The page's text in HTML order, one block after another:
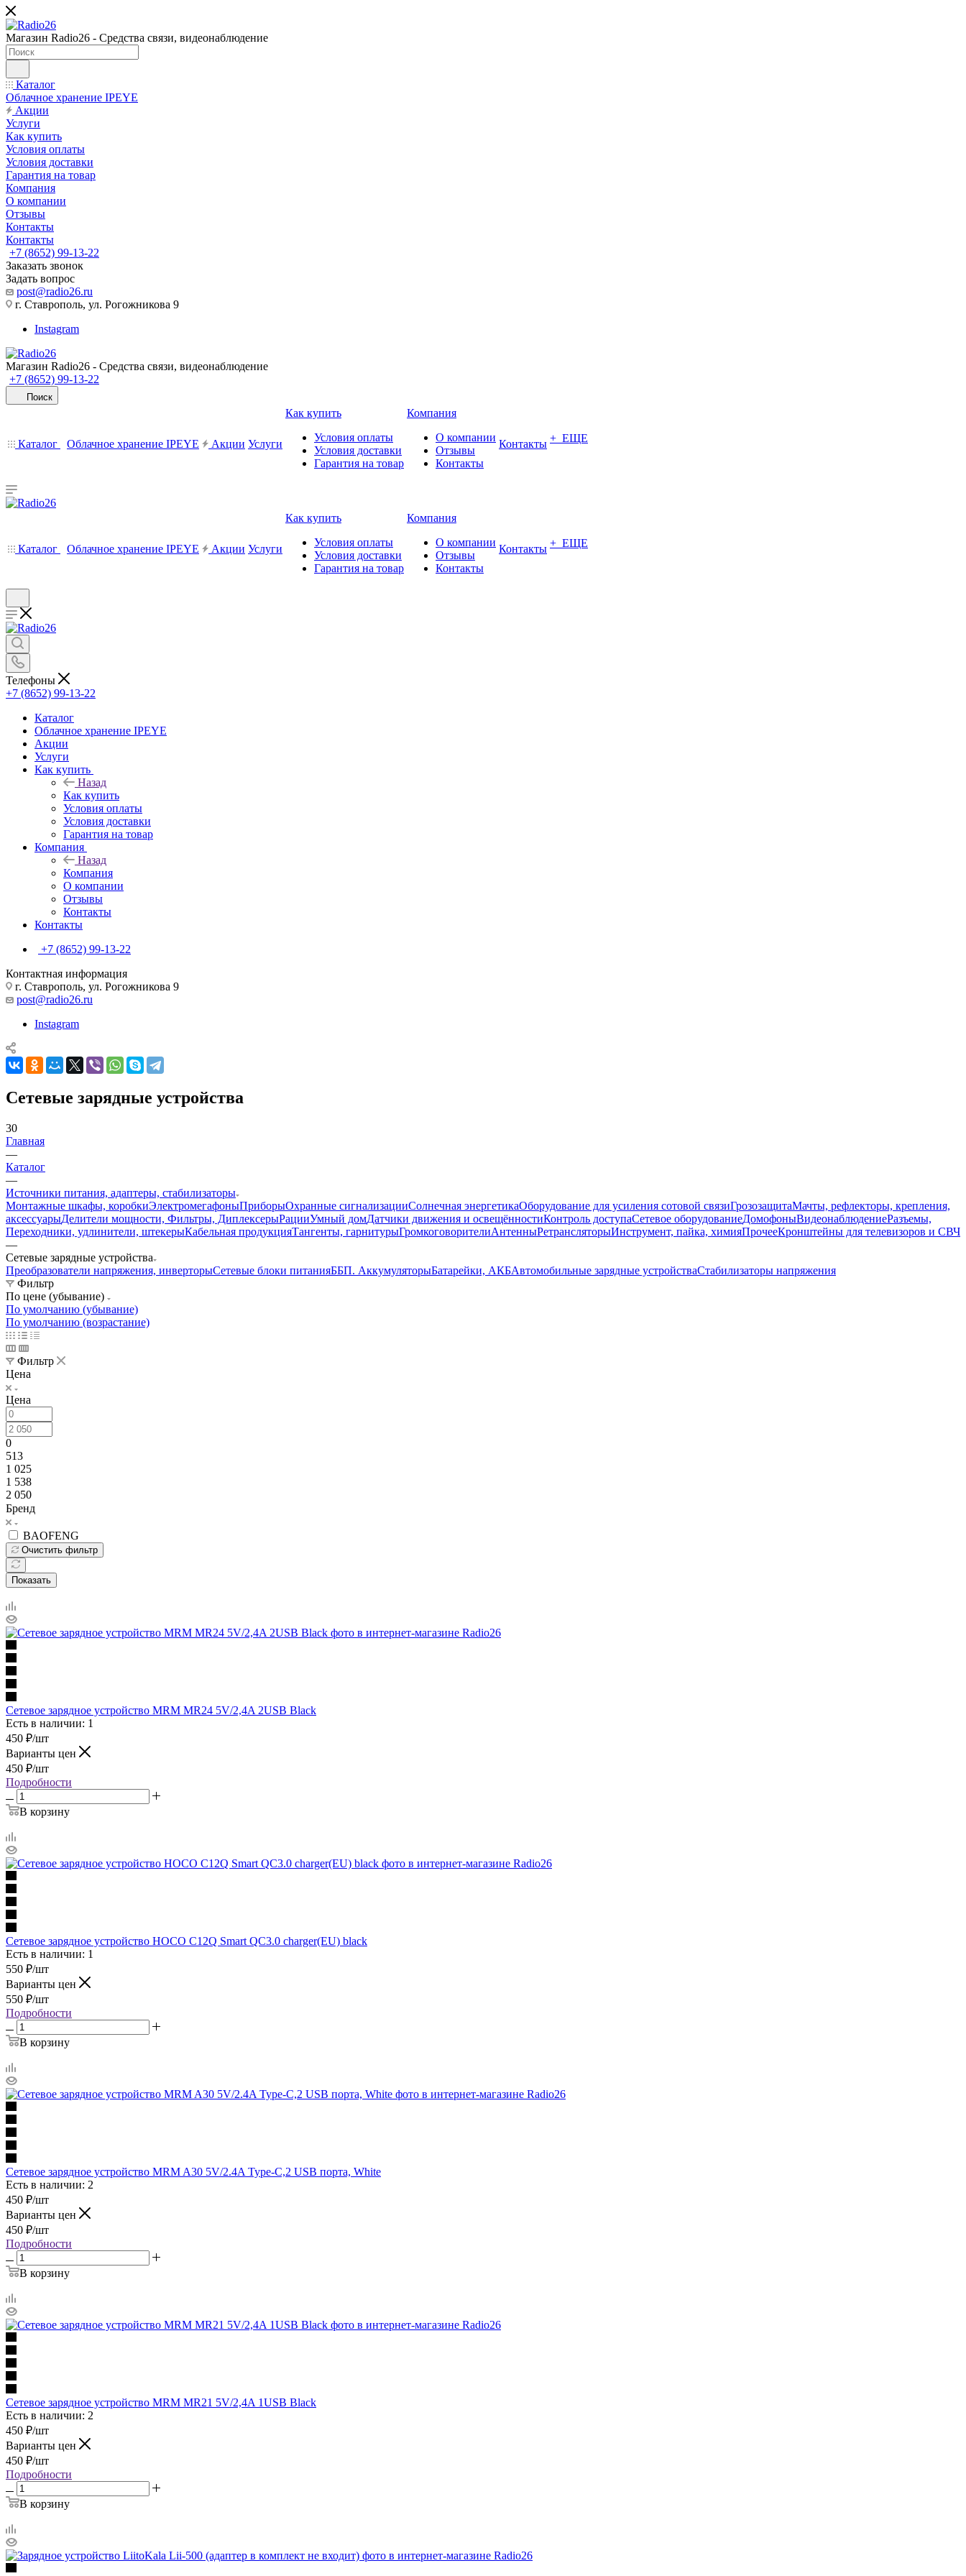
Магазин Radio26 - Средства связи, видеонаблюдение
Каталог
Облачное хранение IPEYE
Акции
Услуги
Как купить
Условия оплаты
Условия доставки
Гарантия на товар
Компания
О компании
Отзывы
Контакты
Контакты
+7 (8652) 99-13-22
Заказать звонок
Задать вопрос
post@radio26.ru
г. Ставрополь, ул. Рогожникова 9
Instagram
Магазин Radio26 - Средства связи, видеонаблюдение
+7 (8652) 99-13-22
Поиск
Каталог Облачное хранение IPEYE Акции Услуги
Как купить
Условия оплаты
Условия доставки
Гарантия на товар
Компания
О компании
Отзывы
Контакты
Контакты + ЕЩЕ
Каталог Облачное хранение IPEYE Акции Услуги
Как купить
Условия оплаты
Условия доставки
Гарантия на товар
Компания
О компании
Отзывы
Контакты
Контакты + ЕЩЕ
Телефоны
+7 (8652) 99-13-22
Каталог
Облачное хранение IPEYE
Акции
Услуги
Как купить
Назад
Как купить
Условия оплаты
Условия доставки
Гарантия на товар
Компания
Назад
Компания
О компании
Отзывы
Контакты
Контакты
+7 (8652) 99-13-22
Контактная информация
г. Ставрополь, ул. Рогожникова 9
post@radio26.ru
Instagram
Сетевые зарядные устройства
30
Главная
—
Каталог
—
Источники питания, адаптеры, стабилизаторы
Монтажные шкафы, коробкиЭлектромегафоныПриборыОхранные сигнализацииСолнечная энергетикаОборудование для усиления сотовой связиГрозозащитаМачты, рефлекторы, крепления,
аксессуарыДелители мощности, Фильтры, ДиплексерыРацииУмный домДатчики движения и освещённостиКонтроль доступаСетевое оборудованиеДомофоныВидеонаблюдениеРазъемы,
Переходники, удлинители, штекерыКабельная продукцияТангенты, гарнитурыГромкоговорителиАнтенныРетрансляторыИнструмент, пайка, химияПрочееКронштейны для телевизоров и СВЧ
—
Сетевые зарядные устройства
Преобразователи напряжения, инверторыСетевые блоки питанияББП. АккумуляторыБатарейки, АКБАвтомобильные зарядные устройстваСтабилизаторы напряжения
Фильтр
По цене (убывание)
По умолчанию (убывание)
По умолчанию (возрастание)
Фильтр
Цена
Цена
0
513
1 025
1 538
2 050
Бренд
BAOFENG
Очистить фильтр
Показать
Сетевое зарядное устройство MRM MR24 5V/2,4A 2USB Black
Есть в наличии: 1
450 ₽/шт
Варианты цен
450 ₽/шт
Подробности
В корзину
Сетевое зарядное устройство HOCO C12Q Smart QC3.0 charger(EU) black
Есть в наличии: 1
550 ₽/шт
Варианты цен
550 ₽/шт
Подробности
В корзину
Сетевое зарядное устройство MRM A30 5V/2.4A Type-C,2 USB порта, White
Есть в наличии: 2
450 ₽/шт
Варианты цен
450 ₽/шт
Подробности
В корзину
Сетевое зарядное устройство MRM MR21 5V/2,4A 1USB Black
Есть в наличии: 2
450 ₽/шт
Варианты цен
450 ₽/шт
Подробности
В корзину